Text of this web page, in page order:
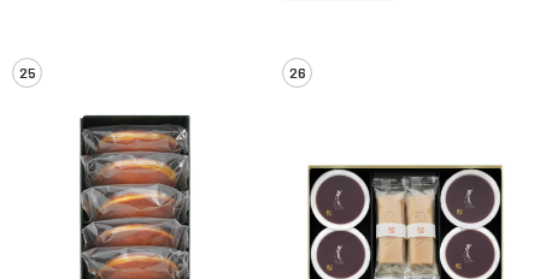
25 26